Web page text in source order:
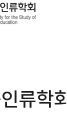
류학회